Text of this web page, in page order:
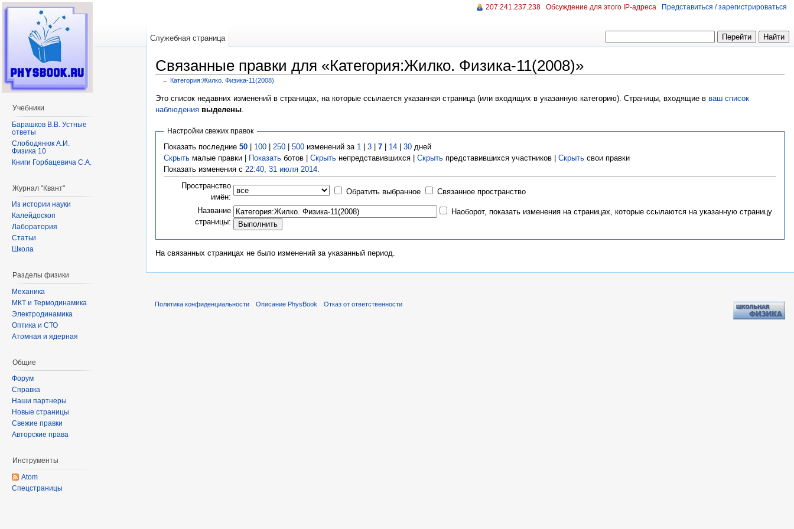
Связанные правки для «Категория:Жилко. Физика-11(2008)»
← Категория:Жилко. Физика-11(2008)
Это список недавних изменений в страницах, на которые ссылается указанная страница (или входящих в указанную категорию). Страницы, входящие в ваш список
наблюдения выделены
Настройки свежих правок
Показать последние 50| 100| 250| 500изменений за 1 | 3| 7| 14| 30дней
Скрытьмалые правки | Показатьботов | Скрытьнепредставившихся | Скрытьпредставившихся участников | Скрытьсвои правки
Показать изменения с 22:40, 31 июля 2014.
Пространство
имён:
Обратить выбранное Связанное пространство
Название
страницы:
Наоборот, показать изменения на страницах, которые ссылаются на указанную страницу
На связанных страницах не было изменений за указанный период.
207.241.237.238 Обсуждение для этого IP-адреса Представиться / зарегистрироваться
Служебная страница
Учебники
Барашков В.В. Устные
ответы
Слободянюк А.И.
Физика 10
Книги Горбацевича С.А.
Журнал "Квант"
Из истории науки
Калейдоскоп
Лаборатория
Статьи
Школа
Разделы физики
Механика
МКТ и Термодинамика
Электродинамика
Оптика и СТО
Атомная и ядерная
Общие
Форум
Справка
Наши партнеры
Новые страницы
Свежие правки
Авторские права
Инструменты
Atom
Спецстраницы
Политика конфиденциальности Описание PhysBook Отказ от ответственности